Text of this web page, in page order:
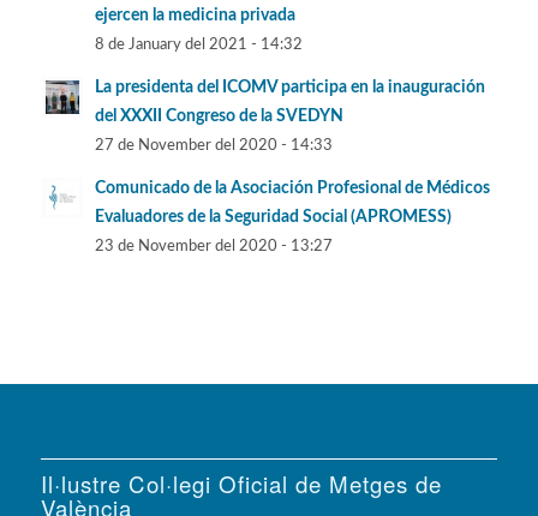
ejercen la medicina privada
8 de January del 2021 - 14:32
La presidenta del ICOMV participa en la inauguración
del XXXII Congreso de la SVEDYN
27 de November del 2020 - 14:33
Comunicado de la Asociación Profesional de Médicos
Evaluadores de la Seguridad Social (APROMESS)
23 de November del 2020 - 13:27
Il·lustre Col·legi Oficial de Metges de
València